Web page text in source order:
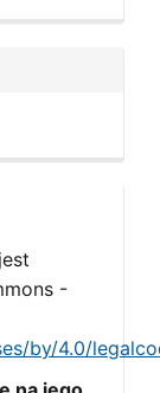
-
by/4.0/